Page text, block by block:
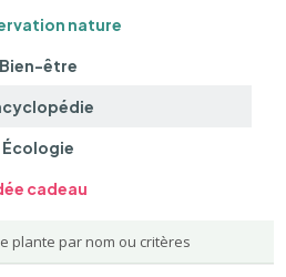
nature
Bien-être
Écologie
cadeau
plante par nom ou critères